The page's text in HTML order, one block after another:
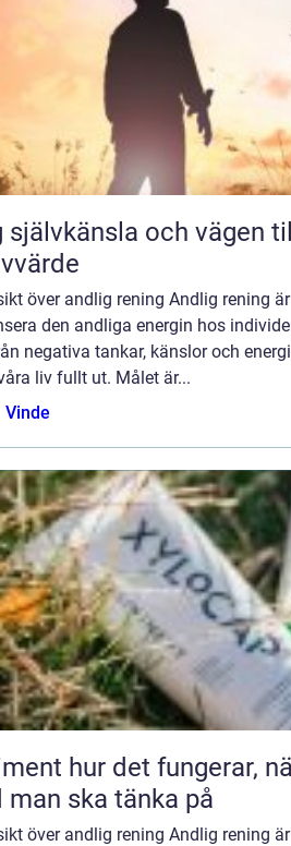
självkänsla och vägen
över andlig rening Andlig rening
den andliga energin hos
negativa tankar, känslor och
liv fullt ut. Målet är...
Vinde
när det hjälper och
man ska tänka på
över andlig rening Andlig rening